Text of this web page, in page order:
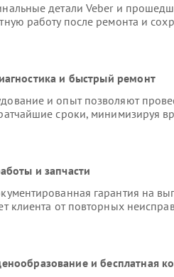
детали Veber и
работу после ремонта и
и быстрый ремонт
и опыт позволяют
сроки, минимизируя
и запчасти
гарантия на
клиента от повторных
и бесплатная